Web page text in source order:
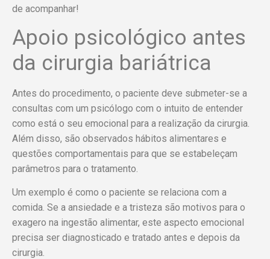
de acompanhar!
Apoio psicológico antes
da cirurgia bariátrica
Antes do procedimento, o paciente deve submeter-se a
consultas com um psicólogo com o intuito de entender
como está o seu emocional para a realização da cirurgia.
Além disso, são observados hábitos alimentares e
questões comportamentais para que se estabeleçam
parâmetros para o tratamento.
Um exemplo é como o paciente se relaciona com a
comida. Se a ansiedade e a tristeza são motivos para o
exagero na ingestão alimentar, este aspecto emocional
precisa ser diagnosticado e tratado antes e depois da
cirurgia.